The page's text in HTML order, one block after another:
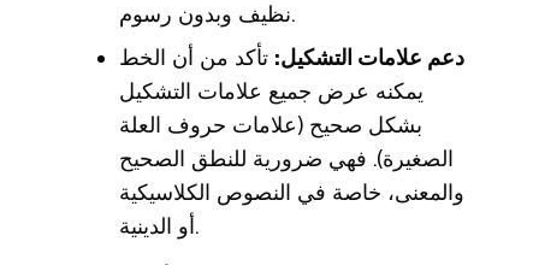
نظيف وبدون رسوم.
دعم علامات التشكيل: تأكد من أن الخط
يمكنه عرض جميع علامات التشكيل
بشكل صحيح (علامات حروف العلة
الصغيرة). فهي ضرورية للنطق الصحيح
والمعنى، خاصة في النصوص الكلاسيكية
أو الدينية.